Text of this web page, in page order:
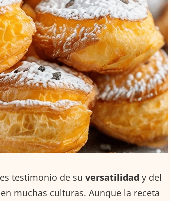
es testimonio de su versatilidad y del
en muchas culturas. Aunque la receta